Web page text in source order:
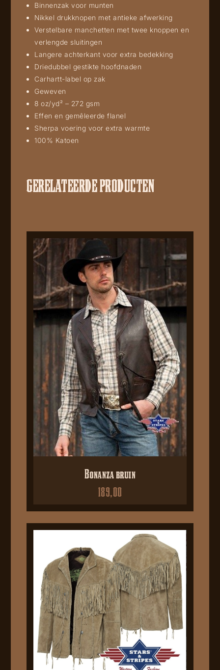
Binnenzak voor munten
Nikkel drukknopen met antieke afwerking
Verstelbare manchetten met twee knoppen en
verlengde sluitingen
Langere achterkant voor extra bedekking
Driedubbel gestikte hoofdnaden
Carhartt-label op zak
Geweven
8 oz/yd² – 272 gsm
Effen en gemêleerde flanel
Sherpa voering voor extra warmte
100% Katoen
GERELATEERDE PRODUCTEN
Bonanza bruin
189,00